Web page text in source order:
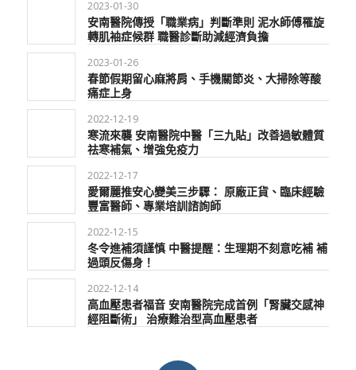
2023-01-30
安南醫院傳授「職業病」判斷準則 泥水師傅罹旋
轉肌袖症候群 職醫診斷助減經濟負擔
2023-01-26
春節假期留心麻將肩、手機關節炎、大掃除等酸
痛症上身
2022-12-19
寒流來襲 安南醫院中醫「三九貼」改善過敏體質
祛寒補氣、增強免疫力
2022-12-17
愛爾麗推安心變美三步驟： 原廠正貨、臨床經驗
豐富醫師、專業培訓諮詢師
2022-12-15
冬令進補須謹慎 中醫提醒：生理期不刻意吃補 補
過頭反傷身！
2022-12-14
高血壓患者福音 安南醫院完成首例「腎臟交感神
經阻斷術」 治療難治型高血壓患者